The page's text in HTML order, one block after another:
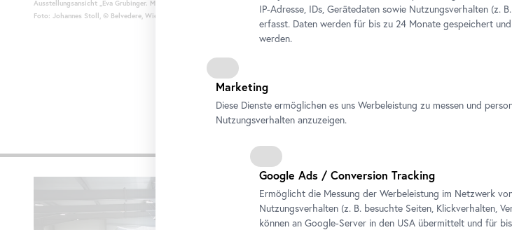
Ausstellungsansicht „Eva Grubinger. Malady of
Foto: Johannes Stoll, © Belvedere, Wien; © Bildrecht Wien
Ausstellungsansicht „Eva
Foto: Johannes Stoll, ©
Zur Künstlerin
Eva
von
IP-Adresse, IDs, Gerätedaten sowie Nutzungsverhalten (z.
erfasst. Daten werden für bis zu 24 Monate gespeichert
werden.
Marketing
Diese Dienste ermöglichen es uns Werbeleistung zu messen und
Nutzungsverhalten anzuzeigen.
Google Ads / Conversion Tracking
Ermöglicht die Messung der Werbeleistung im Netzwerk
Nutzungsverhalten (z. B. besuchte Seiten, Klickverhalten,
können an Google-Server in den USA übermittelt und für